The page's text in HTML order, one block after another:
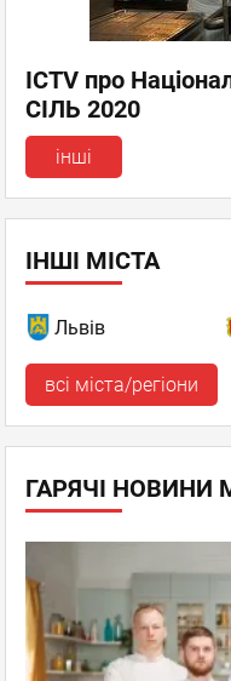
ICTV про
СІЛЬ 2020
інші
ІНШІ МІСТА
Львів
всі міста/регіони
ГАРЯЧІ НОВИНИ